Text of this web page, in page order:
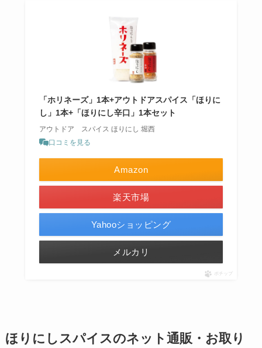
「ホリネーズ」1本+アウトドアスパイス「ほりに
し」1本+「ほりにし辛口」1本セット
アウトドア スパイス ほりにし 堀西
口コミを見る
Amazon
楽天市場
Yahooショッピング
メルカリ
ポチップ
ほりにしスパイスのネット通販・お取り